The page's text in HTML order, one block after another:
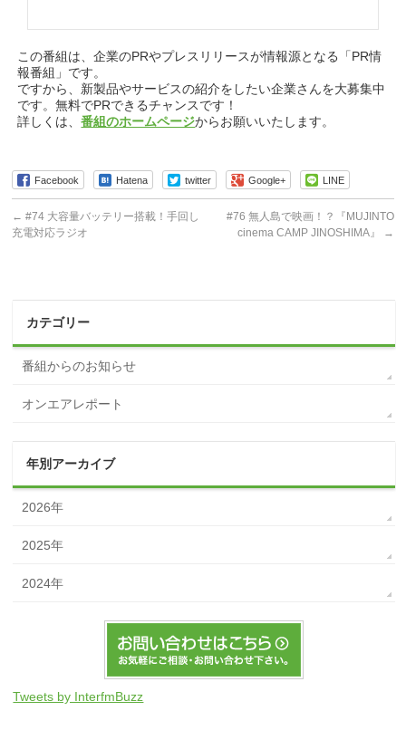
この番組は、企業のPRやプレスリリースが情報源となる「PR情
報番組」です。
ですから、新製品やサービスの紹介をしたい企業さんを大募集中
です。無料でPRできるチャンスです！
詳しくは、番組のホームページからお願いいたします。
Facebook Hatena twitter Google+ LINE
← #74 大容量バッテリー搭載！手回し
充電対応ラジオ
#76 無人島で映画！？『MUJINTO
cinema CAMP JINOSHIMA』
→
カテゴリー
番組からのお知らせ
オンエアレポート
年別アーカイブ
2026年
2025年
2024年
Tweets by InterfmBuzz